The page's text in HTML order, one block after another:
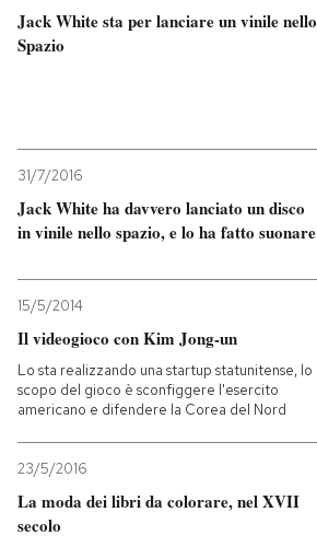
Jack White sta per lanciare un vinile nello
Spazio
31/7/2016
Jack White ha davvero lanciato un disco
in vinile nello spazio, e lo ha fatto suonare
15/5/2014
Il videogioco con Kim Jong-un
Lo sta realizzando una startup statunitense, lo
scopo del gioco è sconfiggere l'esercito
americano e difendere la Corea del Nord
23/5/2016
La moda dei libri da colorare, nel XVII
secolo